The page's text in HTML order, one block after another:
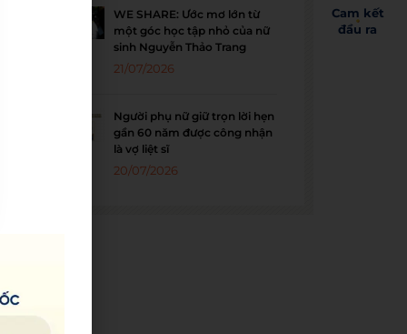
WE SHARE: Ước mơ lớn từ
một góc học tập nhỏ của nữ
sinh Nguyễn Thảo Trang
21/07/2026
Người phụ nữ giữ trọn lời hẹn
gần 60 năm được công nhận
là vợ liệt sĩ
20/07/2026
Cam kết
đầu ra